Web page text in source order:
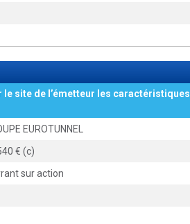
site de l’émetteur les caractéristiques
EUROTUNNEL
€ (c)
sur action